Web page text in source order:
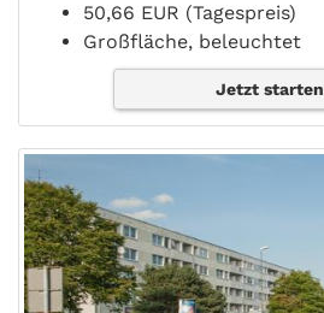
50,66 EUR (Tagespreis)
Großfläche, beleuchtet
Jetzt starten